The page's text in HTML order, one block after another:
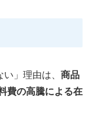
」理由は、 商品
費の高騰による在